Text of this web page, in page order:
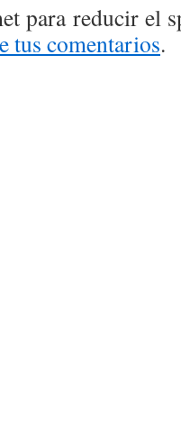
para reducir el
tus comentarios.